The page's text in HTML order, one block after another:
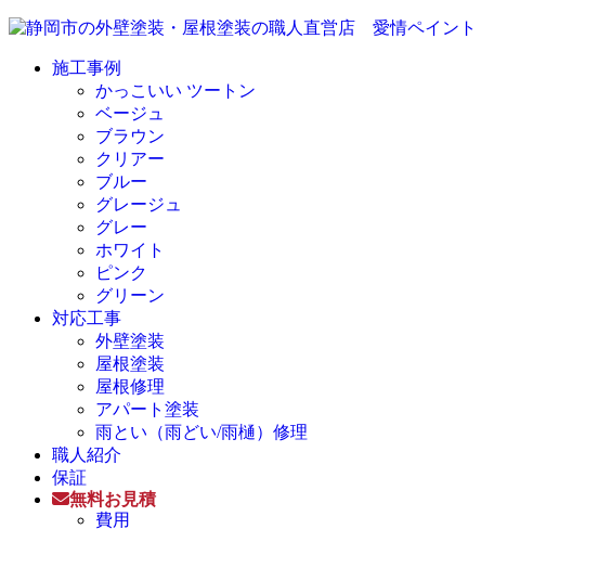
施工事例
かっこいい ツートン
ベージュ
ブラウン
クリアー
ブルー
グレージュ
グレー
ホワイト
ピンク
グリーン
対応工事
外壁塗装
屋根塗装
屋根修理
アパート塗装
雨とい（雨どい/雨樋）修理
職人紹介
保証
無料お見積
費用